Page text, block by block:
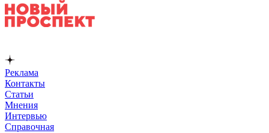
Реклама
Контакты
Статьи
Мнения
Интервью
Справочная